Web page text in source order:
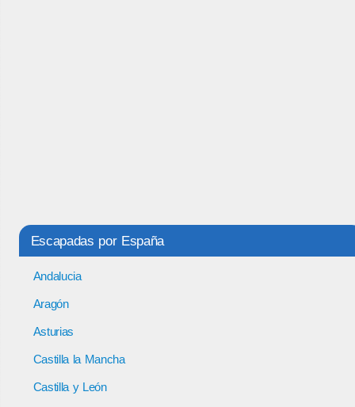
Escapadas por España
Andalucia
Aragón
Asturias
Castilla la Mancha
Castilla y León